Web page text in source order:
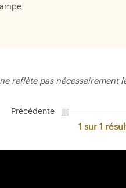
reflète pas nécessairement
Précédente
1 sur 1